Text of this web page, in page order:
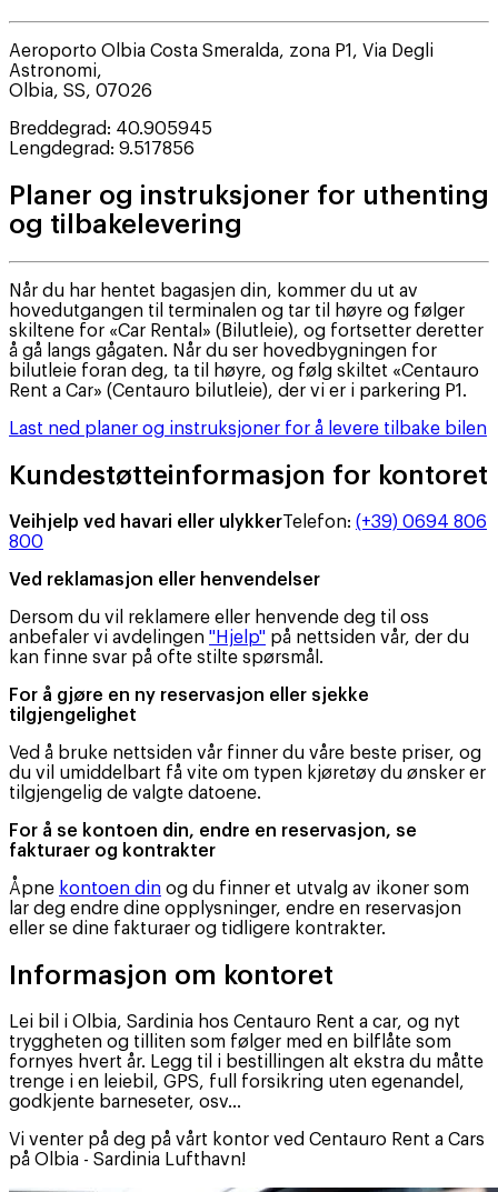
Aeroporto Olbia Costa Smeralda, zona P1, Via Degli
Astronomi,
Olbia, SS, 07026
Breddegrad: 40.905945
Lengdegrad: 9.517856
Planer og instruksjoner for uthenting
og tilbakelevering
Når du har hentet bagasjen din, kommer du ut av
hovedutgangen til terminalen og tar til høyre og følger
skiltene for «Car Rental» (Bilutleie), og fortsetter deretter
å gå langs gågaten. Når du ser hovedbygningen for
bilutleie foran deg, ta til høyre, og følg skiltet «Centauro
Rent a Car» (Centauro bilutleie), der vi er i parkering P1.
Last ned planer og instruksjoner for å levere tilbake bilen
Kundestøtteinformasjon for kontoret
Veihjelp ved havari eller ulykkerTelefon: (+39) 0694 806
800
Ved reklamasjon eller henvendelser
Dersom du vil reklamere eller henvende deg til oss
anbefaler vi avdelingen "Hjelp" på nettsiden vår, der du
kan finne svar på ofte stilte spørsmål.
For å gjøre en ny reservasjon eller sjekke
tilgjengelighet
Ved å bruke nettsiden vår finner du våre beste priser, og
du vil umiddelbart få vite om typen kjøretøy du ønsker er
tilgjengelig de valgte datoene.
For å se kontoen din, endre en reservasjon, se
fakturaer og kontrakter
Åpne kontoen din og du finner et utvalg av ikoner som
lar deg endre dine opplysninger, endre en reservasjon
eller se dine fakturaer og tidligere kontrakter.
Informasjon om kontoret
Lei bil i Olbia, Sardinia hos Centauro Rent a car, og nyt
tryggheten og tilliten som følger med en bilflåte som
fornyes hvert år. Legg til i bestillingen alt ekstra du måtte
trenge i en leiebil, GPS, full forsikring uten egenandel,
godkjente barneseter, osv...
Vi venter på deg på vårt kontor ved Centauro Rent a Cars
på Olbia - Sardinia Lufthavn!